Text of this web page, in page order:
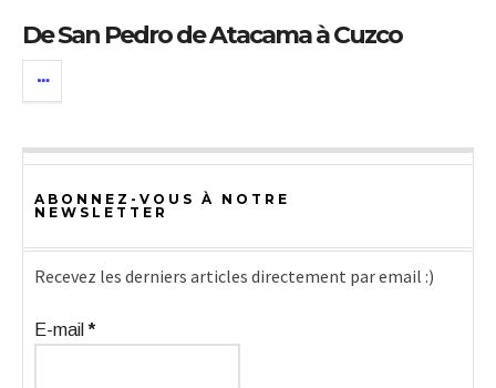
De San Pedro de Atacama à Cuzco
ABONNEZ-VOUS À NOTRE
NEWSLETTER
Recevez les derniers articles directement par email :)
E-mail*